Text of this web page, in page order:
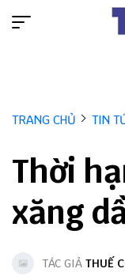
TRANG CHỦ TIN
Thời
xăng
TÁC GIẢ THUẾ